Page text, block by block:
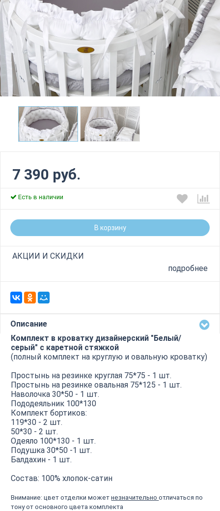
7 390 руб.
Есть в наличии
В корзину
АКЦИИ И СКИДКИ
подробнее
Описание
Комплект в кроватку дизайнерский "Белый/
серый" с каретной стяжкой
(полный комплект на круглую и овальную кроватку)
Простынь на резинке круглая 75*75 - 1 шт.
Простынь на резинке овальная 75*125 - 1 шт.
Наволочка 30*50 - 1 шт.
Пододеяльник 100*130
Комплект бортиков:
119*30 - 2 шт.
50*30 - 2 шт.
Одеяло 100*130 - 1 шт.
Подушка 30*50 -1 шт.
Балдахин - 1 шт.
Состав: 100% хлопок-сатин
Внимание: цвет отделки можетнезначительноотличаться по
тону от основного цвета комплекта